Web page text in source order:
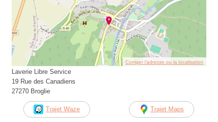
Corriger l’adresse ou la localisation
Laverie Libre Service
19 Rue des Canadiens
27270 Broglie
Trajet Waze Trajet Maps